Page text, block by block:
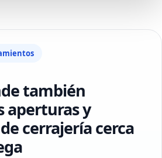
también
aperturas y
cerrajería cerca